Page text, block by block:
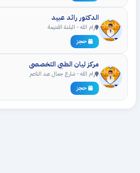
الدكتور رائد عبيد
رام الله - البلدة القديمة
حجز
مركز ليان الطبي التخصصي
رام الله - شارع جمال عبد الناصر
حجز